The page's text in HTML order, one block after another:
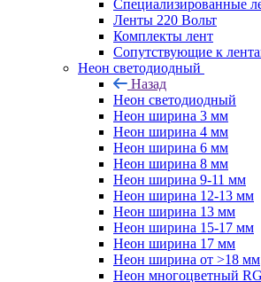
Специализированные
Ленты 220 Вольт
Комплекты лент
Сопутствующие к
Неон светодиодный
Назад
Неон светодиодный
Неон ширина 3 мм
Неон ширина 4 мм
Неон ширина 6 мм
Неон ширина 8 мм
Неон ширина 9-11 мм
Неон ширина 12-13 мм
Неон ширина 13 мм
Неон ширина 15-17 мм
Неон ширина 17 мм
Неон ширина от >18 мм
Неон многоцветный